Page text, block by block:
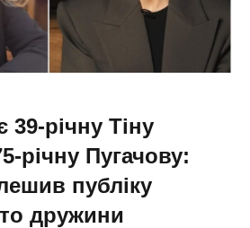
річну Тіну
річну Пугачову:
публіку
дружини